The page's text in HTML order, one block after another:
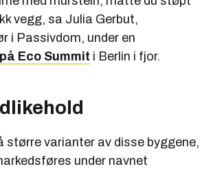
vegg, sa Julia Gerbut,
i Passivdom, under en
Eco Summit i Berlin i fjor.
større varianter av disse byggene,
under navnet